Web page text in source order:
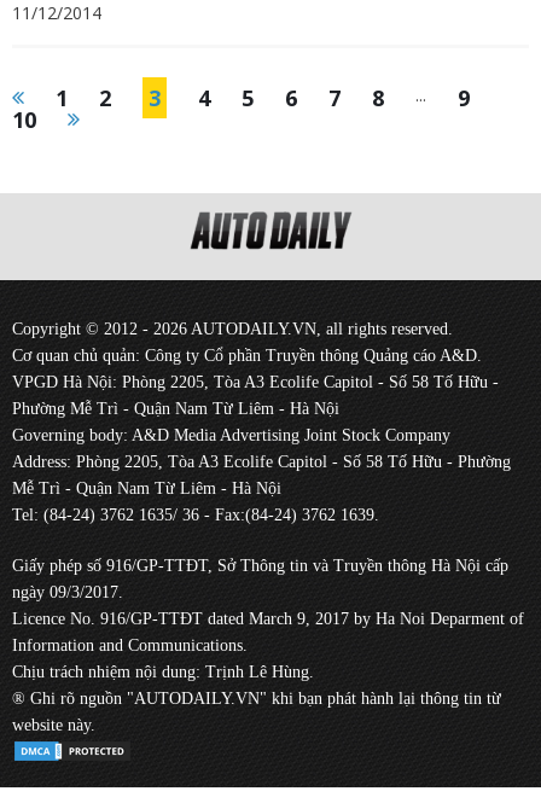
11/12/2014
1 2 3 4 5 6 7 8 ... 9
10
Copyright © 2012 - 2026 AUTODAILY.VN, all rights reserved.
Cơ quan chủ quản: Công ty Cổ phần Truyền thông Quảng cáo A&D.
VPGD Hà Nội: Phòng 2205, Tòa A3 Ecolife Capitol - Số 58 Tố Hữu -
Phường Mễ Trì - Quận Nam Từ Liêm - Hà Nội
Governing body: A&D Media Advertising Joint Stock Company
Address: Phòng 2205, Tòa A3 Ecolife Capitol - Số 58 Tố Hữu - Phường
Mễ Trì - Quận Nam Từ Liêm - Hà Nội
Tel: (84-24) 3762 1635/ 36 - Fax:(84-24) 3762 1639.
Giấy phép số 916/GP-TTĐT, Sở Thông tin và Truyền thông Hà Nội cấp
ngày 09/3/2017.
Licence No. 916/GP-TTĐT dated March 9, 2017 by Ha Noi Deparment of
Information and Communications.
Chịu trách nhiệm nội dung: Trịnh Lê Hùng.
® Ghi rõ nguồn "AUTODAILY.VN" khi bạn phát hành lại thông tin từ
website này.